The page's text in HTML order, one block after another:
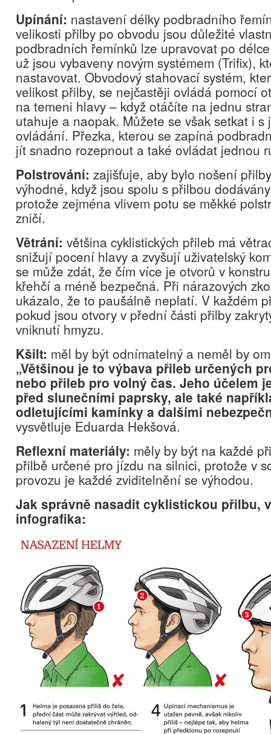
Upínání: nastavení délky podbradního
velikosti přilby po obvodu jsou důležité
podbradních řemínků lze upravovat po
už jsou vybaveny novým systémem (Trifix),
nastavovat. Obvodový stahovací systém,
velikost přilby, se nejčastěji ovládá pomocí
na temeni hlavy – když otáčíte na jednu
utahuje a naopak. Můžete se však setkat i s
ovládání. Přezka, kterou se zapíná
jít snadno rozepnout a také ovládat jednou
Polstrování: zajišťuje, aby bylo nošení
výhodné, když jsou spolu s přilbou
protože zejména vlivem potu se měkké
zničí.
Větrání: většina cyklistických přileb má
snižují pocení hlavy a zvyšují uživatelský
se může zdát, že čím více je otvorů v
křehčí a méně bezpečná. Při nárazových
ukázalo, že to paušálně neplatí. V každém
pokud jsou otvory v přední části přilby
vniknutí hmyzu.
Kšilt: měl by být odnímatelný a neměl by
„Většinou je to výbava přileb určených
nebo přileb pro volný čas. Jeho účelem
před slunečními paprsky, ale také
odletujícími kamínky a dalšími
vysvětluje Eduarda Hekšová.
Reflexní materiály: měly by být na každé
přilbě určené pro jízdu na silnici, protože v
provozu je každé zviditelnění se výhodou.
Jak správně nasadit cyklistickou přilbu,
infografika: